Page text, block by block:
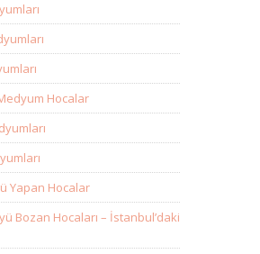
Hocalar
Yapan Hocalar
Bozan Hocaları – İstanbul’daki